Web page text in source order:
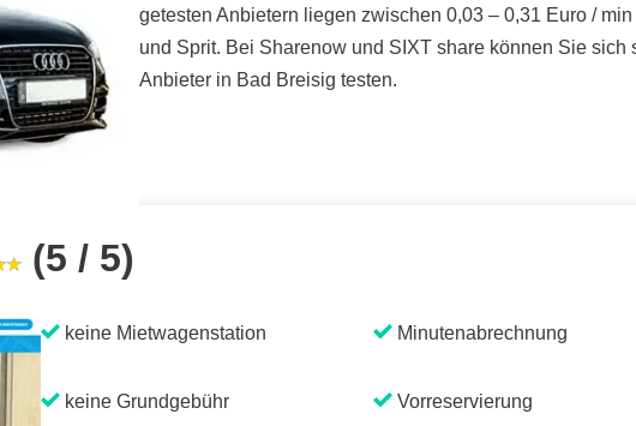
getesten Anbietern liegen zwischen 0,03 – 0,31 Euro /
und Sprit. Bei Sharenow und SIXT share können Sie
Anbieter in Bad Breisig testen.
(5 / 5)
keine Mietwagenstation
keine Grundgebühr
Minutenabrechnung
Vorreservierung